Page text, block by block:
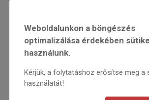
1995/1
=>
Weboldalunkon a böngészés
optimalizálása érdekében
használunk.
Kérjük, a folytatáshoz erősítse meg a
használatát!